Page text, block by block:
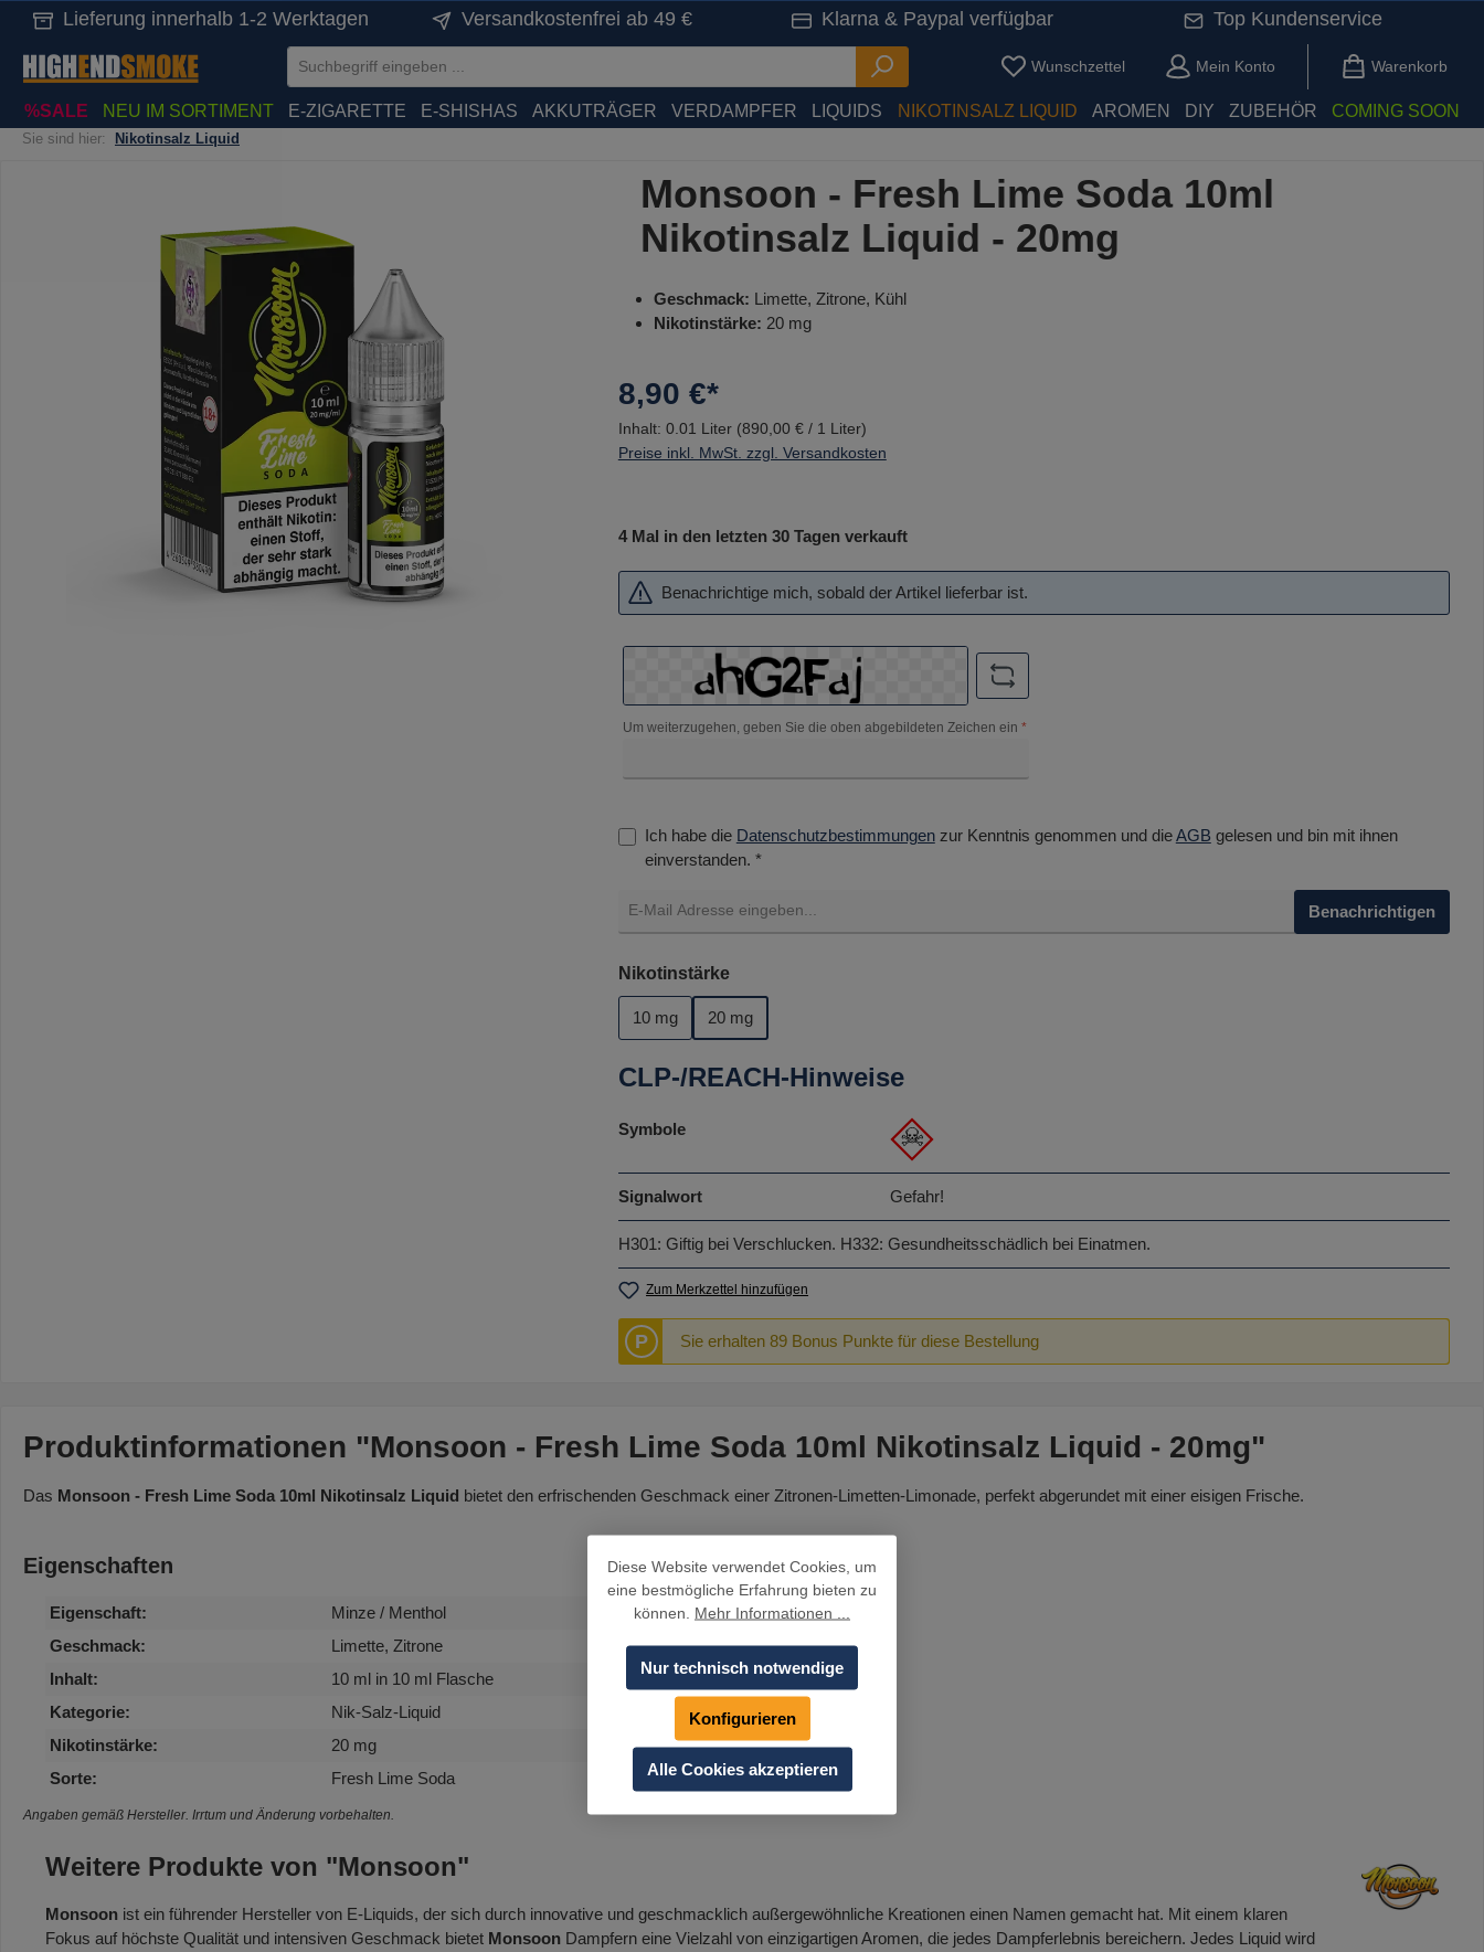
Zur Hauptnavigation springen
Lieferung innerhalb 1-2 Werktagen Versandkostenfrei ab 49 € Klarna & Paypal verfügbar Top Kundenservice
Wunschzettel Du hast 0 Produkte auf dem Merkzettel
Mein Konto Warenkorb
%SALE NEU IM SORTIMENT E-ZIGARETTE E-SHISHAS AKKUTRÄGER VERDAMPFER LIQUIDS NIKOTINSALZ LIQUID AROMEN DIY ZUBEHÖR COMING SOON
Sie sind hier: Nikotinsalz Liquid
Monsoon - Fresh Lime Soda 10ml
Nikotinsalz Liquid - 20mg
Geschmack: Limette, Zitrone, Kühl
Nikotinstärke: 20 mg
8,90 €*
Inhalt: 0.01 Liter (890,00 € / 1 Liter)
Preise inkl. MwSt. zzgl. Versandkosten
4 Mal in den letzten 30 Tagen verkauft
Benachrichtige mich, sobald der Artikel lieferbar ist.
Um weiterzugehen, geben Sie die oben abgebildeten Zeichen ein *
Ich habe die Datenschutzbestimmungenzur Kenntnis genommen und dieAGB gelesen und bin mit ihnen
einverstanden. *
Benachrichtigen
Nikotinstärkeauswählen
10 mg 20 mg
CLP-/REACH-Hinweise
Symbole
Signalwort Gefahr!
H301: Giftig bei Verschlucken. H332: Gesundheitsschädlich bei Einatmen.
Zum Merkzettel hinzufügen
P Sie erhalten 89 Bonus Punkte für diese Bestellung
Produktinformationen "Monsoon - Fresh Lime Soda 10ml Nikotinsalz Liquid - 20mg"
Das Monsoon - Fresh Lime Soda 10ml Nikotinsalz Liquid bietet den erfrischenden Geschmack einer Zitronen-Limetten-Limonade, perfekt abgerundet mit einer eisigen Frische.
Eigenschaften
Eigenschaft:
Minze / Menthol
Geschmack:
Limette, Zitrone
Inhalt:
10 ml in 10 ml Flasche
Kategorie:
Nik-Salz-Liquid
Nikotinstärke:
20 mg
Sorte:
Fresh Lime Soda
Angaben gemäß Hersteller. Irrtum und Änderung vorbehalten.
Weitere Produkte von "Monsoon"
Monsoon ist ein führender Hersteller von E-Liquids, der sich durch innovative und geschmacklich außergewöhnliche Kreationen einen Namen gemacht hat. Mit einem klaren
Fokus auf höchste Qualität und intensiven Geschmack bietet Monsoon Dampfern eine Vielzahl von einzigartigen Aromen, die jedes Dampferlebnis bereichern. Jedes Liquid wird
Diese Website verwendet Cookies, um
eine bestmögliche Erfahrung bieten zu
können. Mehr Informationen ...
Nur technisch notwendige
Konfigurieren
Alle Cookies akzeptieren